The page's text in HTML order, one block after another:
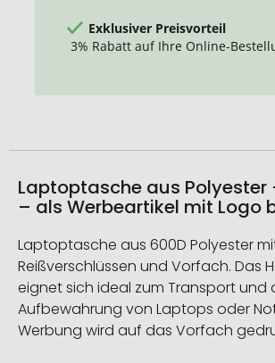
Exklusiver Preisvorteil
3% Rabatt auf Ihre Online-
Laptoptasche aus
– als Werbeartikel mit Logo
Laptoptasche aus 600D Polyester
Reißverschlüssen und Vorfach. Das
eignet sich ideal zum Transport und
Aufbewahrung von Laptops oder
Werbung wird auf das Vorfach